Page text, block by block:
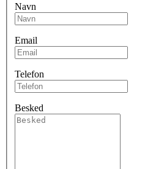
Navn
Email
Telefon
Besked